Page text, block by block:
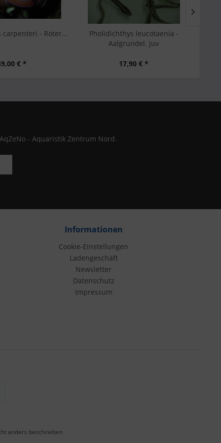
carpenteri - Roter...
€ *
Pholidichthys leucotaenia -
Aalgrundel. juv
17,90 € *
Informationen
Cookie-Einstellungen
Ladengeschäft
Newsletter
Datenschutz
Impressum
- Aquaristik Zentrum Nord.
anders beschrieben